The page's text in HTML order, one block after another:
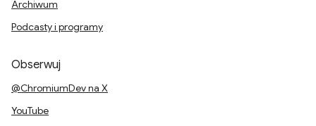
Archiwum
Podcasty i programy
Obserwuj
@ChromiumDev na X
YouTube